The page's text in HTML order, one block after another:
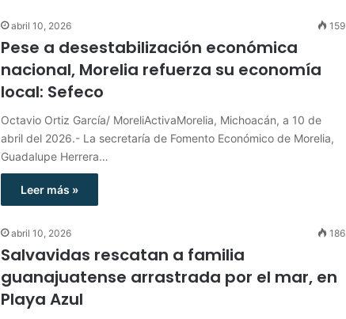
abril 10, 2026 159
Pese a desestabilización económica
nacional, Morelia refuerza su economía
local: Sefeco
Octavio Ortiz García/ MoreliActivaMorelia, Michoacán, a 10 de
abril del 2026.- La secretaría de Fomento Económico de Morelia,
Guadalupe Herrera…
Leer más »
abril 10, 2026 186
Salvavidas rescatan a familia
guanajuatense arrastrada por el mar, en
Playa Azul